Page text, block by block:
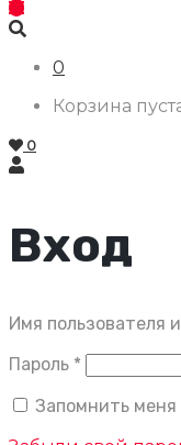
0
Корзина
0
Вход
Имя пользователя
Пароль *
Запомнить меня